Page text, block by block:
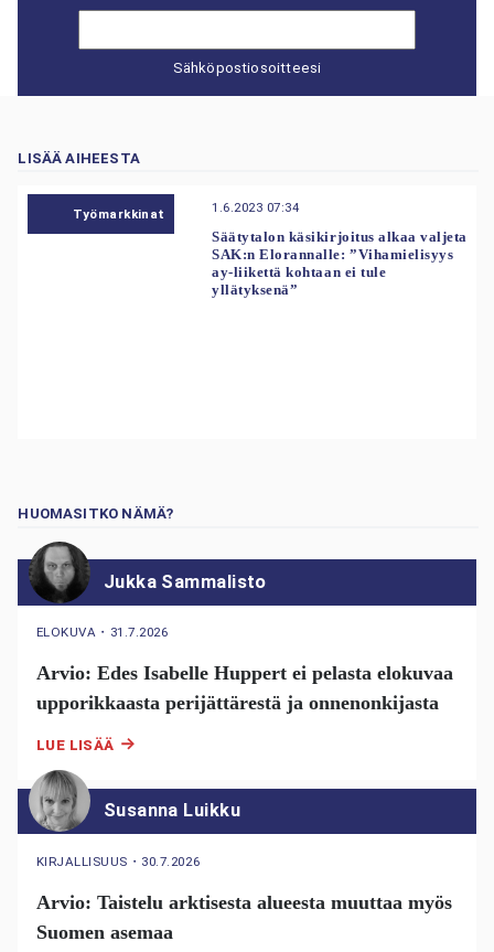
Sähköpostiosoitteesi
LISÄÄ AIHEESTA
Työmarkkinat 1.6.2023 07:34
Säätytalon käsikirjoitus alkaa valjeta
SAK:n Elorannalle: ”Vihamielisyys
ay-liikettä kohtaan ei tule
yllätyksenä”
HUOMASITKO NÄMÄ?
Jukka Sammalisto
ELOKUVA ・ 31.7.2026
Arvio: Edes Isabelle Huppert ei pelasta elokuvaa
upporikkaasta perijättärestä ja onnenonkijasta
LUE LISÄÄ
Susanna Luikku
KIRJALLISUUS ・ 30.7.2026
Arvio: Taistelu arktisesta alueesta muuttaa myös
Suomen asemaa